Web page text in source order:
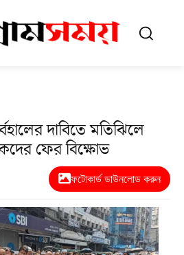
দাবিতে মতিঝিলে
ফের বিক্ষোভ
ফটোকার্ড ডাউনলোড করুন